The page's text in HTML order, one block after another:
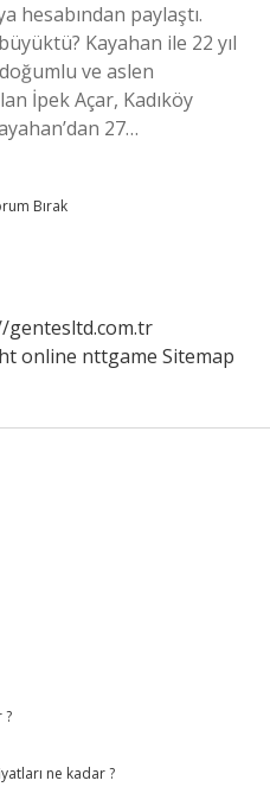
hesabından paylaştı.
Kayahan ile 22 yıl
ve aslen
İpek Açar, Kadıköy
27…
Bırak
gentesltd.com.tr
online nttgame Sitemap
?
ne kadar ?